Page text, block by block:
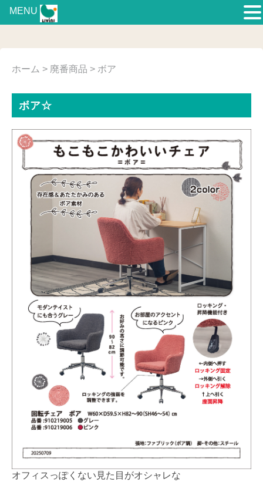
ホーム > 廃番商品 > ボア
ボア☆
オフィスっぽくない見た目がオシャレな
MENU